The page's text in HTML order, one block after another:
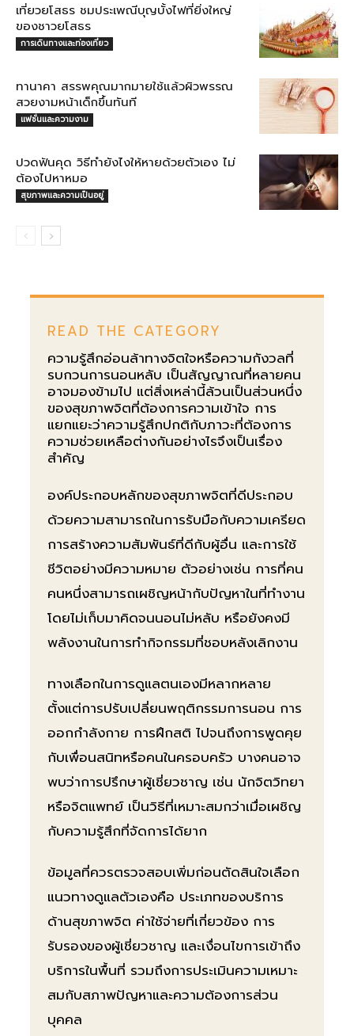
เที่ยวยโสธร ชมประเพณีบุญบั้งไฟที่ยิ่งใหญ่
ของชาวยโสธร
การเดินทางและท่องเที่ยว
ทานาคา สรรพคุณมากมายใช้แล้วผิวพรรณ
สวยงามหน้าเด็กขึ้นทันที
แฟชั่นและความงาม
ปวดฟันคุด วิธีทำยังไงให้หายด้วยตัวเอง ไม่
ต้องไปหาหมอ
สุขภาพและความเป็นอยู่
READ THE CATEGORY
ความรู้สึกอ่อนล้าทางจิตใจหรือความกังวลที่
รบกวนการนอนหลับ เป็นสัญญาณที่หลายคน
อาจมองข้ามไป แต่สิ่งเหล่านี้ล้วนเป็นส่วนหนึ่ง
ของสุขภาพจิตที่ต้องการความเข้าใจ การ
แยกแยะว่าความรู้สึกปกติกับภาวะที่ต้องการ
ความช่วยเหลือต่างกันอย่างไรจึงเป็นเรื่อง
สำคัญ
องค์ประกอบหลักของสุขภาพจิตที่ดีประกอบ
ด้วยความสามารถในการรับมือกับความเครียด
การสร้างความสัมพันธ์ที่ดีกับผู้อื่น และการใช้
ชีวิตอย่างมีความหมาย ตัวอย่างเช่น การที่คน
คนหนึ่งสามารถเผชิญหน้ากับปัญหาในที่ทำงาน
โดยไม่เก็บมาคิดจนนอนไม่หลับ หรือยังคงมี
พลังงานในการทำกิจกรรมที่ชอบหลังเลิกงาน
ทางเลือกในการดูแลตนเองมีหลากหลาย
ตั้งแต่การปรับเปลี่ยนพฤติกรรมการนอน การ
ออกกำลังกาย การฝึกสติ ไปจนถึงการพูดคุย
กับเพื่อนสนิทหรือคนในครอบครัว บางคนอาจ
พบว่าการปรึกษาผู้เชี่ยวชาญ เช่น นักจิตวิทยา
หรือจิตแพทย์ เป็นวิธีที่เหมาะสมกว่าเมื่อเผชิญ
กับความรู้สึกที่จัดการได้ยาก
ข้อมูลที่ควรตรวจสอบเพิ่มก่อนตัดสินใจเลือก
แนวทางดูแลตัวเองคือ ประเภทของบริการ
ด้านสุขภาพจิต ค่าใช้จ่ายที่เกี่ยวข้อง การ
รับรองของผู้เชี่ยวชาญ และเงื่อนไขการเข้าถึง
บริการในพื้นที่ รวมถึงการประเมินความเหมาะ
สมกับสภาพปัญหาและความต้องการส่วน
บุคคล